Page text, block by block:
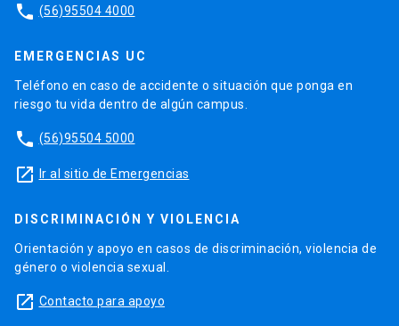
phone (56)95504 4000
EMERGENCIAS UC
Teléfono en caso de accidente o situación que ponga en
riesgo tu vida dentro de algún campus.
phone (56)95504 5000
launch Ir al sitio de Emergencias
DISCRIMINACIÓN Y VIOLENCIA
Orientación y apoyo en casos de discriminación, violencia de
género o violencia sexual.
launch Contacto para apoyo